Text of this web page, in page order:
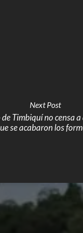
Next Post
Timbiquí no censa
se acabaron los